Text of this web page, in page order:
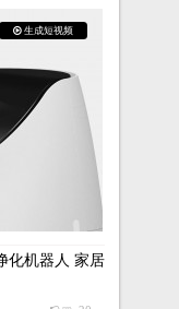
生成短视频
化机器人 家居